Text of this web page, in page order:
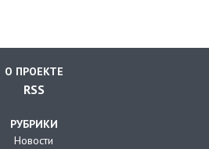
О ПРОЕКТЕ
RSS
РУБРИКИ
Новости